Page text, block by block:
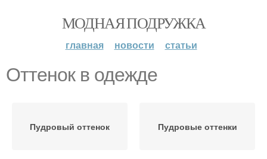
МОДНАЯ ПОДРУЖКА
главная новости статьи
Оттенок в одежде
Пудровый оттенок Пудровые оттенки